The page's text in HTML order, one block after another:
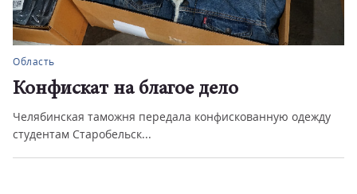
Область
Конфискат на благое дело
Челябинская таможня передала конфискованную одежду
студентам Старобельск...